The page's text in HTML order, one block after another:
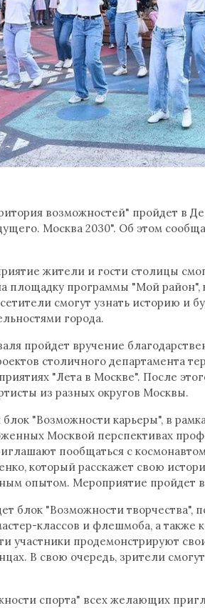
возможностей" пройдет в
Москва 2030". Об этом
жители и гости столицы
площадку программы "Мой район",
смогут узнать историю и
города.
пройдет вручение
столичного департамента
"Лета в Москве". После
из разных округов Москвы.
блок "Возможности карьеры", в
Москвой перспективах
пообщаться с
который расскажет свою
опытом. Мероприятие пройдет
блок "Возможности творчества",
классов и флешмоба, а также
участники продемонстрируют
В свою очередь, зрители
спорта" всех желающих